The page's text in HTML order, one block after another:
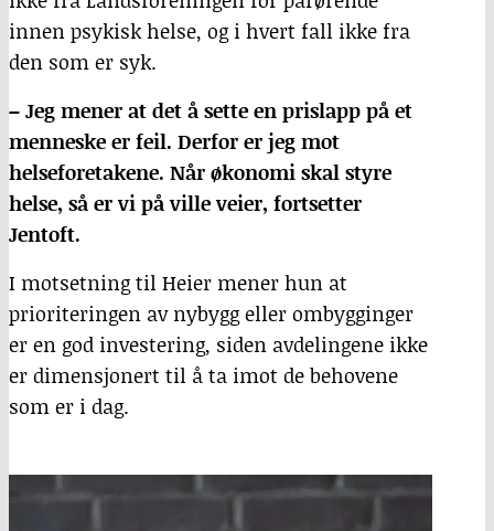
innen psykisk helse, og i hvert fall ikke fra
den som er syk.
– Jeg mener at det å sette en prislapp på et
menneske er feil. Derfor er jeg mot
helseforetakene. Når økonomi skal styre
helse, så er vi på ville veier, fortsetter
Jentoft.
I motsetning til Heier mener hun at
prioriteringen av nybygg eller ombygginger
er en god investering, siden avdelingene ikke
er dimensjonert til å ta imot de behovene
som er i dag.